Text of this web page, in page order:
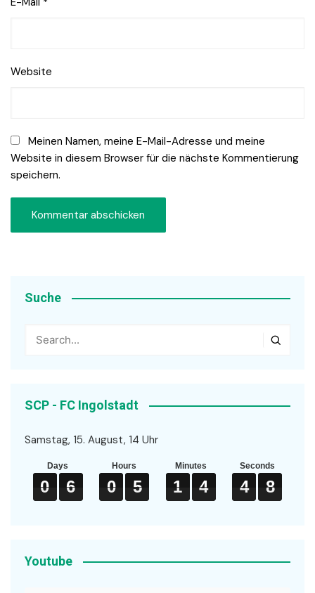
Website
Meinen Namen, meine E-Mail-Adresse und meine
Website in diesem Browser für die nächste Kommentierung
speichern.
Suche
SCP - FC Ingolstadt
Samstag, 15. August, 14 Uhr
Days
0
0
0
0 6
6
6
6
Hours
0
0
0
0 5
5
5
5
Minutes
1
1
1
1 4
4
4
4
Seconds
4
4
4
4 8
8
8
8
Youtube